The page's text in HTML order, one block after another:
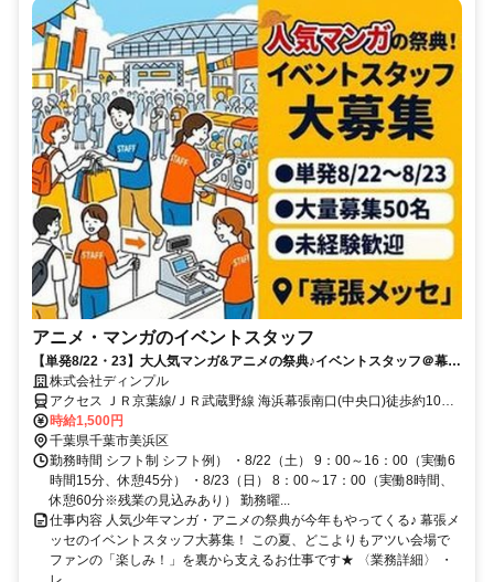
アニメ・マンガのイベントスタッフ
【単発8/22・23】大人気マンガ&アニメの祭典♪イベントスタッフ＠幕張
メッセ
株式会社ディンプル
アクセス ＪＲ京葉線/ＪＲ武蔵野線 海浜幕張南口(中央口)徒歩約10
分、ＪＲ京葉線/ＪＲ武蔵野線 幕張豊砂徒歩約20分、京成千葉線 京成
幕張徒歩約34分 ◆幕張メッセ/JR京葉線 「海浜幕張駅」より徒歩5分
時給1,500円
千葉県千葉市美浜区
勤務時間 シフト制 シフト例） ・8/22（土） 9：00～16：00（実働6
時間15分、休憩45分） ・8/23（日） 8：00～17：00（実働8時間、
休憩60分※残業の見込みあり） 勤務曜...
仕事内容 人気少年マンガ・アニメの祭典が今年もやってくる♪ 幕張メ
ッセのイベントスタッフ大募集！ この夏、どこよりもアツい会場で
ファンの「楽しみ！」を裏から支えるお仕事です★ 〈業務詳細〉 ・